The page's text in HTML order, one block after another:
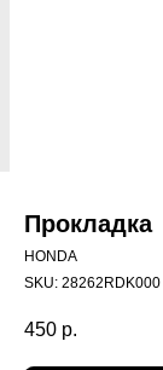
Прокладка
HONDA
SKU: 28262RDK000
450 р.